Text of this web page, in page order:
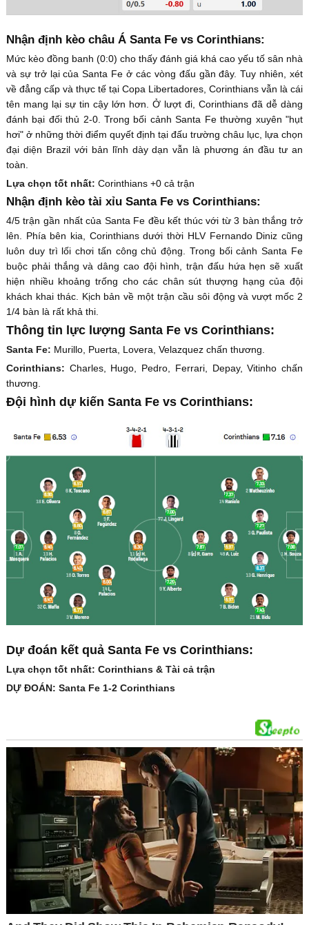
Nhận định kèo châu Á Santa Fe vs Corinthians:
Mức kèo đồng banh (0:0) cho thấy đánh giá khá cao yếu tố sân nhà
và sự trở lại của Santa Fe ở các vòng đấu gần đây. Tuy nhiên, xét
về đẳng cấp và thực tế tại Copa Libertadores, Corinthians vẫn là cái
tên mang lại sự tin cậy lớn hơn. Ở lượt đi, Corinthians đã dễ dàng
đánh bại đối thủ 2-0. Trong bối cảnh Santa Fe thường xuyên "hụt
hơi" ở những thời điểm quyết định tại đấu trường châu lục, lựa chọn
đại diện Brazil với bản lĩnh dày dạn vẫn là phương án đầu tư an
toàn.
Lựa chọn tốt nhất: Corinthians +0 cả trận
Nhận định kèo tài xỉu Santa Fe vs Corinthians:
4/5 trận gần nhất của Santa Fe đều kết thúc với từ 3 bàn thắng trở
lên. Phía bên kia, Corinthians dưới thời HLV Fernando Diniz cũng
luôn duy trì lối chơi tấn công chủ động. Trong bối cảnh Santa Fe
buộc phải thắng và dâng cao đội hình, trận đấu hứa hẹn sẽ xuất
hiện nhiều khoảng trống cho các chân sút thượng hạng của đội
khách khai thác. Kịch bản về một trận cầu sôi động và vượt mốc 2
1/4 bàn là rất khả thi.
Thông tin lực lượng Santa Fe vs Corinthians:
Santa Fe: Murillo, Puerta, Lovera, Velazquez chấn thương.
Corinthians: Charles, Hugo, Pedro, Ferrari, Depay, Vitinho chấn
thương.
Đội hình dự kiến Santa Fe vs Corinthians:
Dự đoán kết quả Santa Fe vs Corinthians:
Lựa chọn tốt nhất: Corinthians & Tài cả trận
DỰ ĐOÁN: Santa Fe 1-2 Corinthians